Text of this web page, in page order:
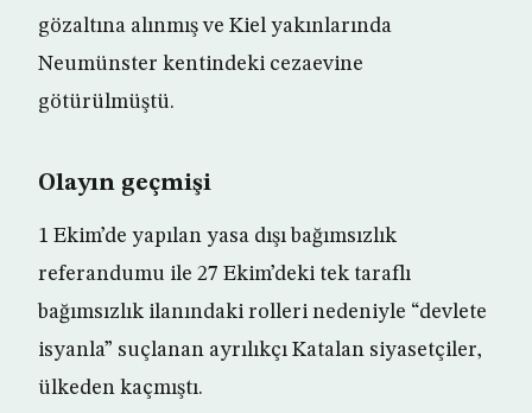
gözaltına alınmış ve Kiel yakınlarında
Neumünster kentindeki cezaevine
götürülmüştü.
Olayın geçmişi
1 Ekim’de yapılan yasa dışı bağımsızlık
referandumu ile 27 Ekim’deki tek taraflı
bağımsızlık ilanındaki rolleri nedeniyle “devlete
isyanla” suçlanan ayrılıkçı Katalan siyasetçiler,
ülkeden kaçmıştı.